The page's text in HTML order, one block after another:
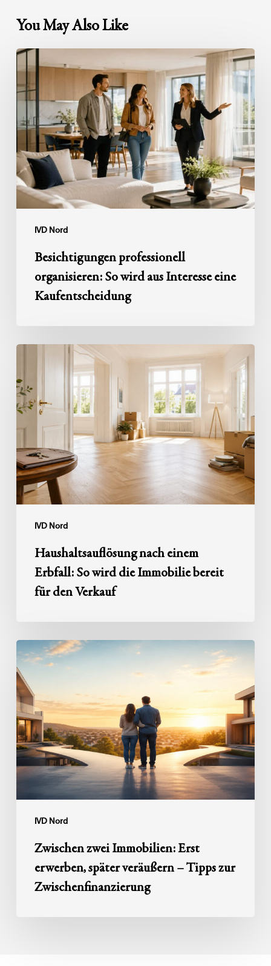
You May Also Like
IVD Nord
Besichtigungen
professionell
organisieren:
wird
aus
Interesse
eine
Kaufentscheidung
Besichtigungen professionell
organisieren: So wird aus Interesse eine
Kaufentscheidung
IVD Nord
Haushaltsauflösung
einem
Erbfall:
die
Immobilie
bereit
für
Haushaltsauflösung nach einem
Erbfall: So wird die Immobilie bereit
für den Verkauf
IVD Nord
Zwischen
zwei
Immobilien:
Erst
erwerben,
später
veräußern
–
Tipps
zur
Zwischenfinanzierung
Zwischen zwei Immobilien: Erst
erwerben, später veräußern – Tipps zur
Zwischenfinanzierung